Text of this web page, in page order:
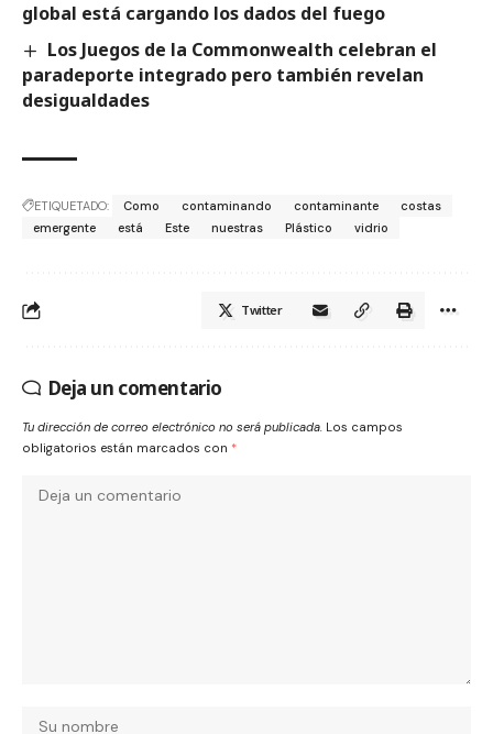
global está cargando los dados del fuego
Los Juegos de la Commonwealth celebran el
paradeporte integrado pero también revelan
desigualdades
ETIQUETADO: Como contaminando contaminante
costas
emergente
está Este nuestras Plástico vidrio
Twitter
Deja un comentario
Tu dirección de correo electrónico no será publicada. Los campos
obligatorios están marcados con *